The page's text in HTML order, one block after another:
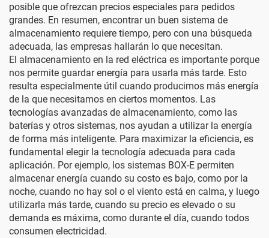
posible que ofrezcan precios especiales para pedidos
grandes. En resumen, encontrar un buen sistema de
almacenamiento requiere tiempo, pero con una búsqueda
adecuada, las empresas hallarán lo que necesitan.
El almacenamiento en la red eléctrica es importante porque
nos permite guardar energía para usarla más tarde. Esto
resulta especialmente útil cuando producimos más energía
de la que necesitamos en ciertos momentos. Las
tecnologías avanzadas de almacenamiento, como las
baterías y otros sistemas, nos ayudan a utilizar la energía
de forma más inteligente. Para maximizar la eficiencia, es
fundamental elegir la tecnología adecuada para cada
aplicación. Por ejemplo, los sistemas BOX-E permiten
almacenar energía cuando su costo es bajo, como por la
noche, cuando no hay sol o el viento está en calma, y luego
utilizarla más tarde, cuando su precio es elevado o su
demanda es máxima, como durante el día, cuando todos
consumen electricidad.